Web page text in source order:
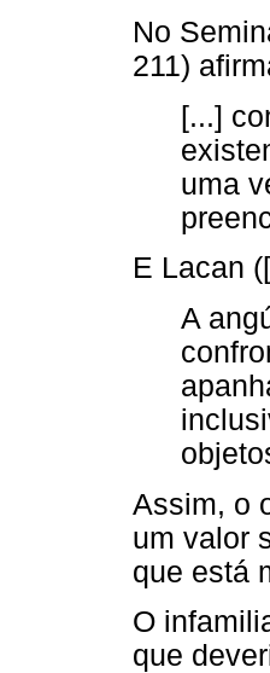
No
211)
[...]
uma
E Lacan
A
Assim, o
um valor
que está
O
que